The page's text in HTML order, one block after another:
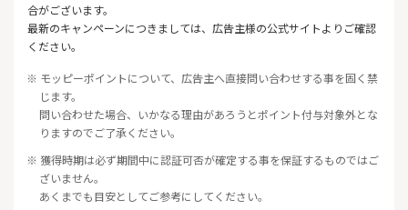
合がございます。
最新のキャンペーンにつきましては、広告主様の公式サイトよりご確認
ください。
※ モッピーポイントについて、広告主へ直接問い合わせする事を固く禁
じます。
問い合わせた場合、いかなる理由があろうとポイント付与対象外とな
りますのでご了承ください。
※ 獲得時期は必ず期間中に認証可否が確定する事を保証するものではご
ざいません。
あくまでも目安としてご参考にしてください。